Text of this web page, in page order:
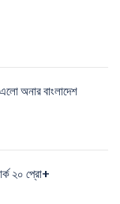
অনার বাংলাদেশ
২০ প্রো+